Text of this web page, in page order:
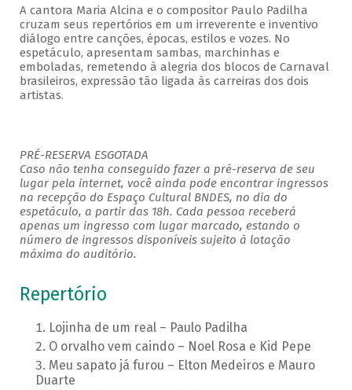
A cantora Maria Alcina e o compositor Paulo Padilha
cruzam seus repertórios em um irreverente e inventivo
diálogo entre canções, épocas, estilos e vozes. No
espetáculo, apresentam sambas, marchinhas e
emboladas, remetendo à alegria dos blocos de Carnaval
brasileiros, expressão tão ligada às carreiras dos dois
artistas.
PRÉ-RESERVA ESGOTADA
Caso não tenha conseguido fazer a pré-reserva de seu
lugar pela internet, você ainda pode encontrar ingressos
na recepção do Espaço Cultural BNDES, no dia do
espetáculo, a partir das 18h. Cada pessoa receberá
apenas um ingresso com lugar marcado, estando o
número de ingressos disponíveis sujeito à lotação
máxima do auditório.
Repertório
Lojinha de um real – Paulo Padilha
O orvalho vem caindo – Noel Rosa e Kid Pepe
Meu sapato já furou – Elton Medeiros e Mauro
Duarte